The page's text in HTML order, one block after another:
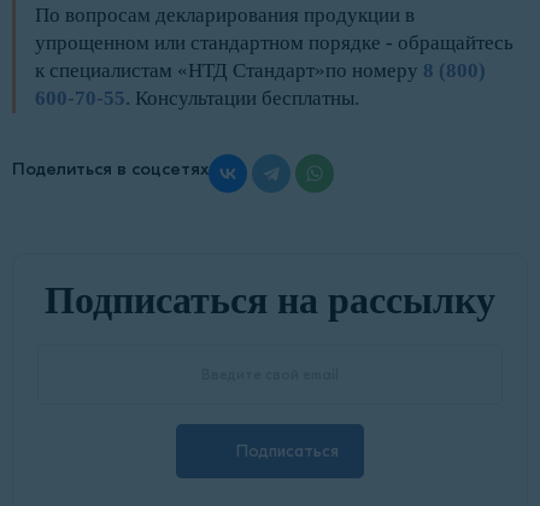
По вопросам декларирования продукции в
упрощенном или стандартном порядке - обращайтесь
к специалистам «НТД Стандарт»по номеру 8 (800)
600-70-55. Консультации бесплатны.
Поделиться в соцсетях
Подписаться на рассылку
Подписаться